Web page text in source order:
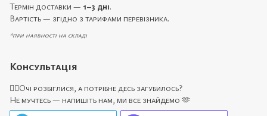
Термін доставки — 1–3 дні.
Вартість — згідно з тарифами перевізника.
*при наявності на складі
Консультація
🙋‍♀️Очі розбіглися, а потрібне десь загубилось?
Не мучтесь — напишіть нам, ми все знайдемо 🫶